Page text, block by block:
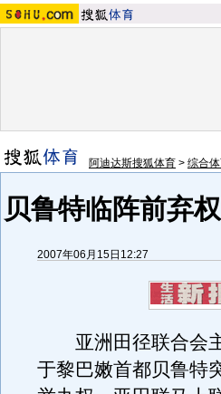
阿迪达斯搜狐体育 > 综合
贝鲁特临阵前弃
2007年06月15日12:27
亚洲田径联合会主
于黎巴嫩首都贝鲁特